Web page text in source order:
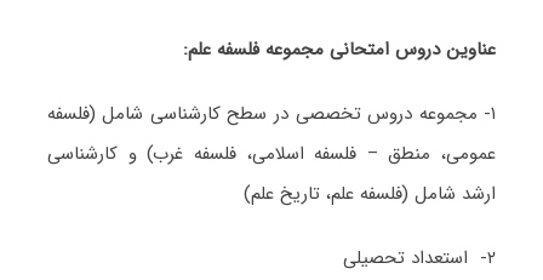
عناوین دروس امتحانی مجموعه فلسفه علم:
۱- مجموعه دروس تخصصی در سطح کارشناسی شامل (فلسفه
عمومی، منطق – فلسفه اسلامی، فلسفه غرب) و کارشناسی
ارشد شامل (فلسفه علم، تاریخ علم)
۲- استعداد تحصیلی